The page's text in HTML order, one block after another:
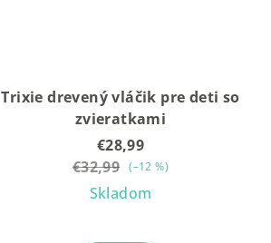
Trixie drevený vláčik pre deti so
zvieratkami
€28,99
€32,99 (–12 %)
Skladom